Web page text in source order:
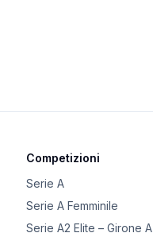
Competizioni
Serie A
Serie A Femminile
Serie A2 Elite – Girone A